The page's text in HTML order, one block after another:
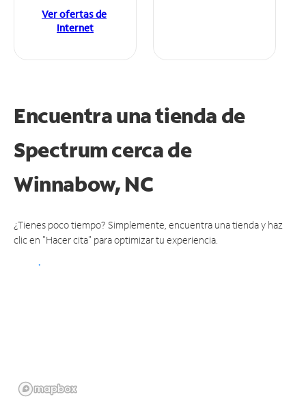
Ver ofertas de
Internet
Encuentra una tienda de
Spectrumcerca de
Winnabow, NC
¿Tienes poco tiempo? Simplemente, encuentra una tienda y haz
clic en "Hacer cita" para optimizar tu experiencia.